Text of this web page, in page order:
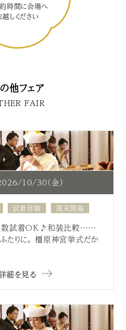
時間に会場へ
越しください
他フェア
FAIR
10/30（金）
試着体験 週末開催
複数試着OK♪和装比較……
たりに。 橿原神宮挙式だか
細を見る